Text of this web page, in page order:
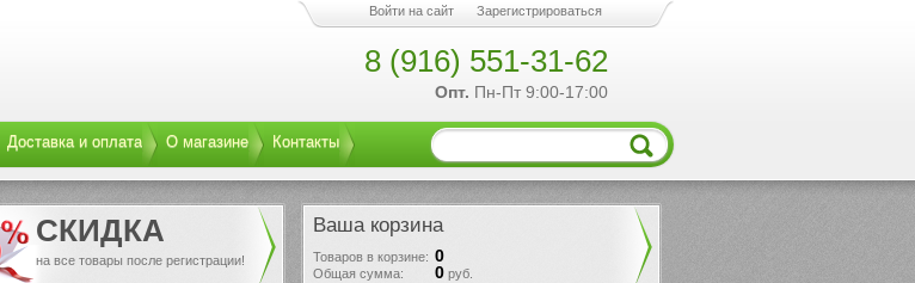
Войти на сайт Зарегистрироваться
8 (916) 551-31-62
Опт. Пн-Пт 9:00-17:00
Доставка и оплата О магазине Контакты
СКИДКА
на все товары после регистрации!
Ваша корзина
Товаров в корзине: 0
Общая сумма: 0руб.